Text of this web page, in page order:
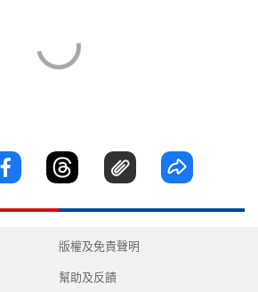
版權及免責聲明
幫助及反饋